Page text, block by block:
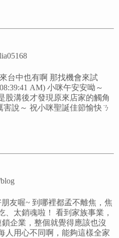
台中也有啊 那找機會來試
AM) 小咪午安安呦～
股溝後才發現原來店家的觸角
說～ 祝小咪聖誕佳節愉快ㄋ
友喔~ 到哪裡都孟不離焦，焦
太銷魂啦！ 看到家族事業，
企業，整個就覺得應該也沒
人用心不同啊，能夠這樣全家